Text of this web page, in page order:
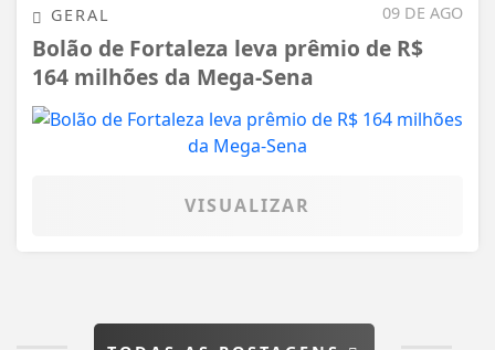
09 DE AGO
GERAL
Bolão de Fortaleza leva prêmio de R$
164 milhões da Mega-Sena
VISUALIZAR